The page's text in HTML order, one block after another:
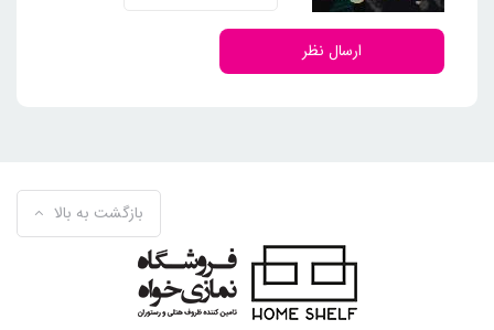
ارسال نظر
بازگشت به بالا